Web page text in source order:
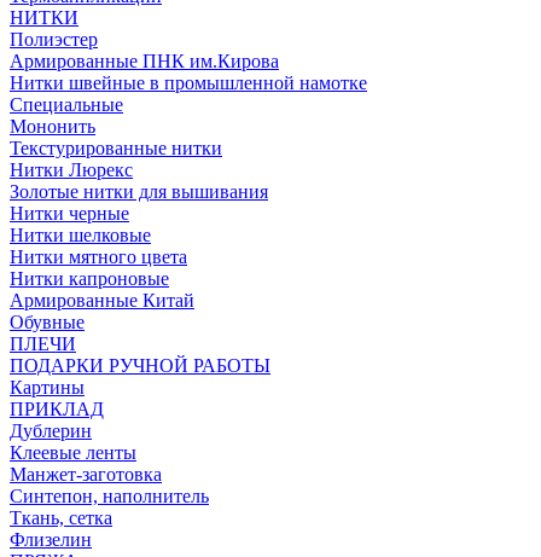
НИТКИ
Полиэстер
Армированные ПНК им.Кирова
Нитки швейные в промышленной намотке
Специальные
Мононить
Текстурированные нитки
Нитки Люрекс
Золотые нитки для вышивания
Нитки черные
Нитки шелковые
Нитки мятного цвета
Нитки капроновые
Армированные Китай
Обувные
ПЛЕЧИ
ПОДАРКИ РУЧНОЙ РАБОТЫ
Картины
ПРИКЛАД
Дублерин
Клеевые ленты
Манжет-заготовка
Синтепон, наполнитель
Ткань, сетка
Флизелин